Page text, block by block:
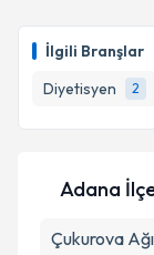
İlgili Branşlar
Diyetisyen
2
için bir
E-posta
Adana
Çukurova